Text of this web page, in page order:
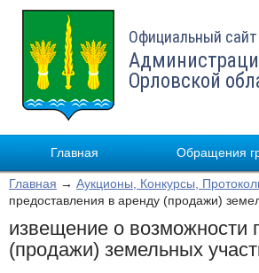
Официальный сайт
Орловской
Главная Обращения
Главная → Аукционы, Конкурсы,
предоставления в аренду (продажи)
извещение о возможности
(продажи) земельных